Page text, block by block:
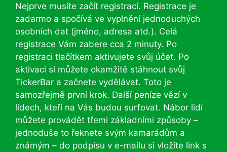
Nejprve musíte začít registrací. Registrace je
zadarmo a spočívá ve vyplnění jednoduchých
osobních dat (jméno, adresa atd.). Celá
registrace Vám zabere cca 2 minuty. Po
registraci tlačítkem aktivujete svůj účet. Po
aktivaci si můžete okamžitě stáhnout svůj
TickerBar a začnete vydělávat. Toto je
samozřejmě první krok. Další peníze vězí v
lidech, kteří na Vás budou surfovat. Nábor lidí
můžete provádět třemi základními způsoby –
jednoduše to řeknete svým kamarádům a
známým – do podpisu v e-mailu si vložíte link s